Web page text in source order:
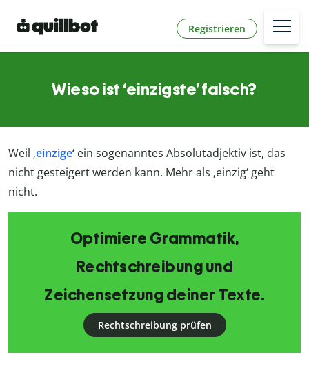
Registrieren
Wieso ist ‘einzigste’ falsch?
Weil ‚einzige‘ ein sogenanntes Absolutadjektiv ist, das
nicht gesteigert werden kann. Mehr als ‚einzig‘ geht
nicht.
Optimiere Grammatik,
Rechtschreibung und
Zeichensetzung deiner Texte.
Rechtschreibung prüfen